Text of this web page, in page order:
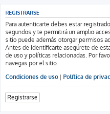
REGISTRARSE
Para autenticarte debes estar
segundos y te permitirá un amplio
sitio puede además otorgar permisos
Antes de identificarte asegúrete de
de uso y políticas relacionadas. Por
navegas por el sitio.
Condiciones de uso | Política de
Registrarse